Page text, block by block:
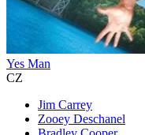
Yes Man
CZ
Jim Carrey
Zooey Deschanel